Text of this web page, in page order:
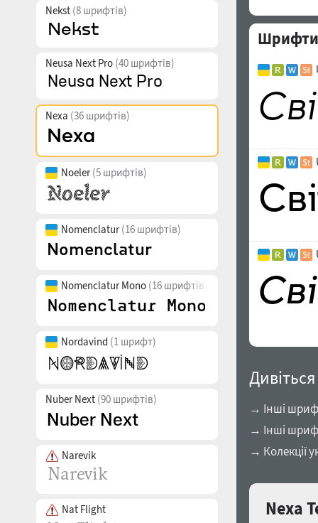
Nekst (8 шрифтів)
Neusa Next Pro (40 шрифтів)
Nexa (36 шрифтів)
Noeler(5 шрифтів)
Nomenclatur(16 шрифтів)
Nomenclatur Mono (16 шрифтів)
Nordavind (1 шрифт)
Nuber Next (90 шрифтів)
Narevik
Nat Flight
Шрифти
→ Інші
→ Інші
→ Колекції
Nexa